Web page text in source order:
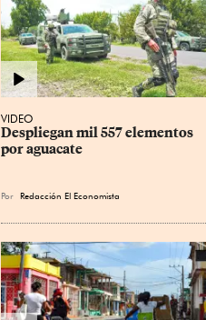
VIDEO
Despliegan mil 557 elementos
por aguacate
Por Redacción El Economista